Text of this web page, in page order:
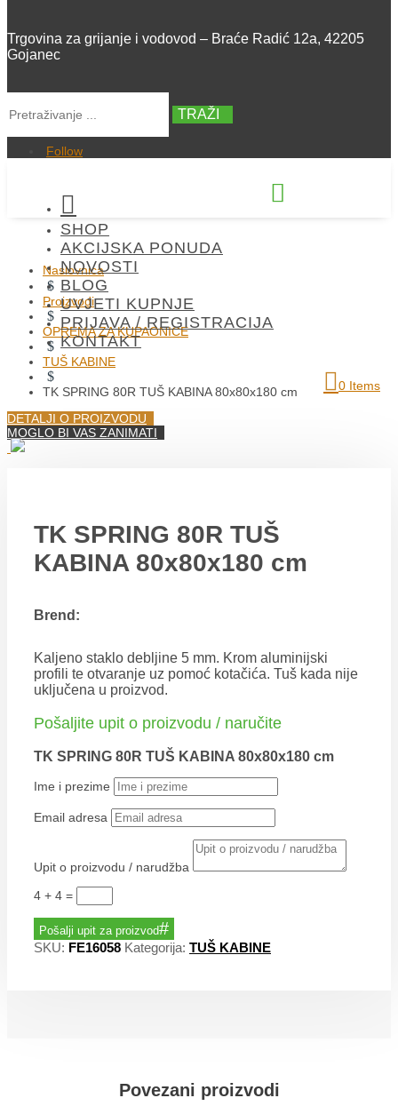
Trgovina za grijanje i vodovod – Braće Radić 12a, 42205
Gojanec
TRAŽI
Follow


SHOP
AKCIJSKA PONUDA
NOVOSTI
BLOG
UVJETI KUPNJE
PRIJAVA / REGISTRACIJA
KONTAKT
0 Items
Naslovnica
$
Proizvodi
$
OPREMA ZA KUPAONICE
$
TUŠ KABINE
$
TK SPRING 80R TUŠ KABINA 80x80x180 cm
DETALJI O PROIZVODU
MOGLO BI VAS ZANIMATI
TK SPRING 80R TUŠ
KABINA 80x80x180 cm
Brend:
Kaljeno staklo debljine 5 mm. Krom aluminijski
profili te otvaranje uz pomoć kotačića. Tuš kada nije
uključena u proizvod.
Pošaljite upit o proizvodu / naručite
TK SPRING 80R TUŠ KABINA 80x80x180 cm
Ime i prezime
Email adresa
Upit o proizvodu / narudžba
4 + 4 =
Pošalji upit za proizvod
SKU: FE16058 Kategorija: TUŠ KABINE
Povezani proizvodi